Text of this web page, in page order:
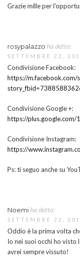
Grazie mille per
rosypalazzo ha detto:
SETTEMBRE 22,
Condivisione Facebook:
https://m.facebook.com/
Condivisione Google +:
https://
Condivisione Instagram:
https://
Ps: ti seguo anche su
Noemi ha detto:
SETTEMBRE 22,
Oddio è la prima volta
Io nei suoi occhi ho visto
avrei sempre vissuto!